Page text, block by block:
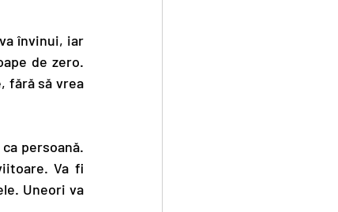
învinui, iar
de zero.
fără să vrea
persoană.
Va fi
Uneori va